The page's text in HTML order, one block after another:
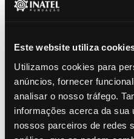
Este website utiliza
Utilizamos cookies para
anúncios, fornecer
analisar o nosso tráfego.
informações acerca da sua
nossos parceiros de redes
16h00 | Receção dos
16h15 | Painel de
Bruno Silva
Investigador do MED
para a Agricultura,
Desenvolvimento,